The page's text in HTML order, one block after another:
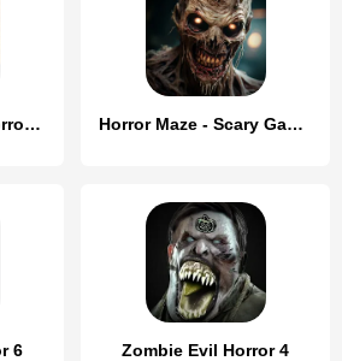
Cat Fred Evil Pet. Horror game Horror Maze - Scary Games
6 Zombie Evil Horror 4